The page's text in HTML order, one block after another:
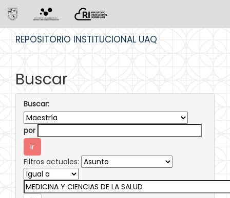
REPOSITORIO INSTITUCIONAL UAQ
Buscar
Buscar:
por
Filtros actuales: